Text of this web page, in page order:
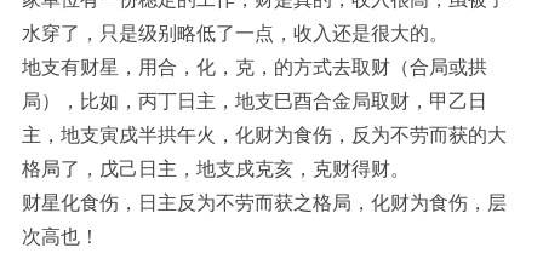
水穿了，只是级别略低了一点，收入还是很大的。
地支有财星，用合，化，克，的方式去取财（合局或拱
局），比如，丙丁日主，地支巳酉合金局取财，甲乙日
主，地支寅戌半拱午火，化财为食伤，反为不劳而获的大
格局了，戊己日主，地支戌克亥，克财得财。
财星化食伤，日主反为不劳而获之格局，化财为食伤，层
次高也！